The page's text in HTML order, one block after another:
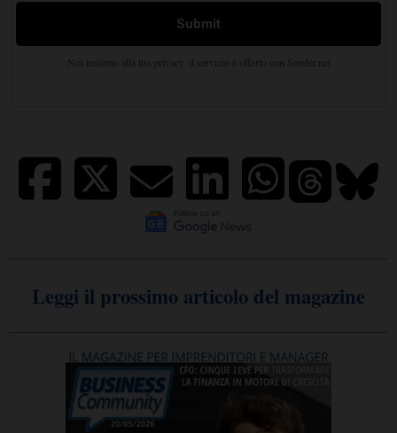
Leggi il prossimo articolo del magazine